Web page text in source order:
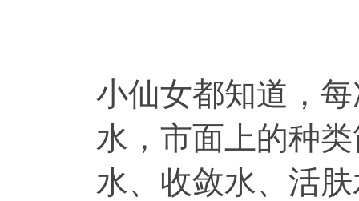
小仙女都知道，
水，市面上的种
水、收敛水、活